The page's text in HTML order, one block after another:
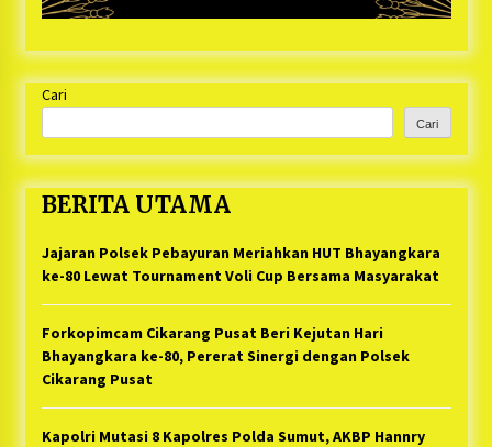
Cari
Cari
BERITA UTAMA
Jajaran Polsek Pebayuran Meriahkan HUT Bhayangkara
ke-80 Lewat Tournament Voli Cup Bersama Masyarakat
Forkopimcam Cikarang Pusat Beri Kejutan Hari
Bhayangkara ke-80, Pererat Sinergi dengan Polsek
Cikarang Pusat
Kapolri Mutasi 8 Kapolres Polda Sumut, AKBP Hannry